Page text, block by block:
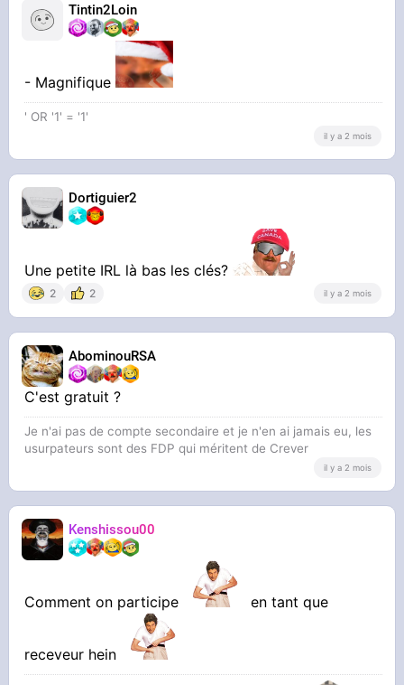
Tintin2Loin
- Magnifique
' OR '1' = '1'
il y a 2 mois
Dortiguier2
Une petite IRL là bas les clés?
2 2 il y a 2 mois
AbominouRSA
C'est gratuit ?
Je n'ai pas de compte secondaire et je n'en ai jamais eu, les
usurpateurs sont des FDP qui méritent de Crever
il y a 2 mois
Kenshissou00
Comment on participe en tant que
receveur hein